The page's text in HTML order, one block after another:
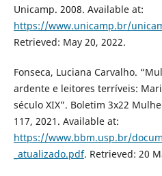
Unicamp. 2008. Available at:
https://www.unicamp.br/
Retrieved: May 20, 2022.
Fonseca, Luciana Carvalho.
ardente e leitores terríveis:
século XIX”. Boletim 3x22
117, 2021. Available at:
https://www.bbm.usp.br/
_atualizado.pdf. Retrieved: 20